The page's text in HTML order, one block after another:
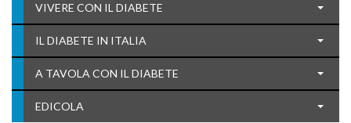
VIVERE CON IL DIABETE
IL DIABETE IN ITALIA
A TAVOLA CON IL DIABETE
EDICOLA